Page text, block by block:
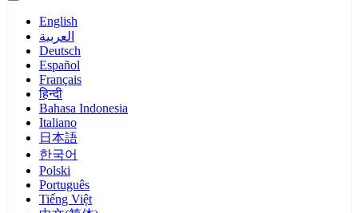
English
العربية
Deutsch
Español
Français
हिन्दी
Bahasa Indonesia
Italiano
日本語
한국어
Polski
Português
Tiếng Việt